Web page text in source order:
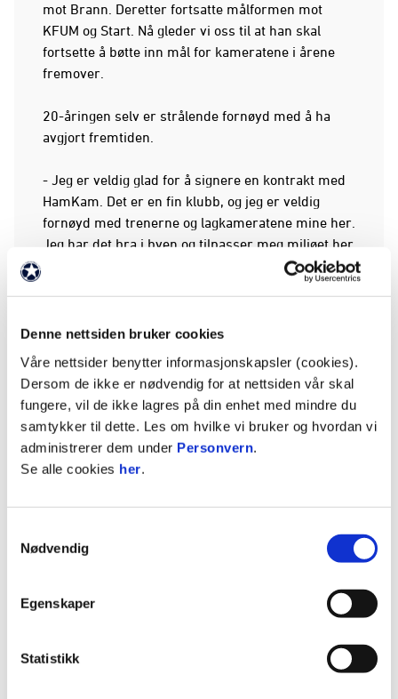
Denne nettsiden bruker cookies
Våre nettsider benytter informasjonskapsler (cookies).
Dersom de ikke er nødvendig for at nettsiden vår skal
fungere, vil de ikke lagres på din enhet med mindre du
samtykker til dette. Les om hvilke vi bruker og hvordan vi
administrerer dem under Personvern.
Se alle cookies her.
Nødvendig
Egenskaper
Statistikk
mot Brann. Deretter fortsatte målformen mot
KFUM og Start. Nå gleder vi oss til at han skal
fortsette å bøtte inn mål for kameratene i årene
fremover.
20-åringen selv er strålende fornøyd med å ha
avgjort fremtiden.
- Jeg er veldig glad for å signere en kontrakt med
HamKam. Det er en fin klubb, og jeg er veldig
fornøyd med trenerne og lagkameratene mine her.
Jeg har det bra i byen og tilpasser meg miljøet her
mer og mer for hver dag, sier Alassane, som han
Sportssjef Jørgen Bjørn er veldig fornøyd med at
- Jeg er veldig glad for at Niang skal fortsette å ikle
seg verdens vakreste drakt i årene som kommer.
Han slo til på direkten etter at han kom fra Oslo
Vest og han blir bare bedre for hver dag som går,
sier Bjørn.
Under fjorårets Marbella-opphold fikk klubben opp
øynene for Niang under en treningskamp for Lyn.
derfor var vi trygge på hva vi fikk. Det er en fin